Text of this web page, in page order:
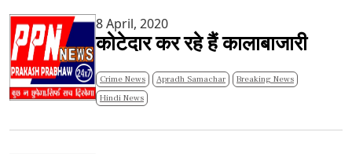
8 April, 2020
कोटेदार कर रहे हैं कालाबाजारी
Crime News Apradh Samachar
Breaking News
Hindi News